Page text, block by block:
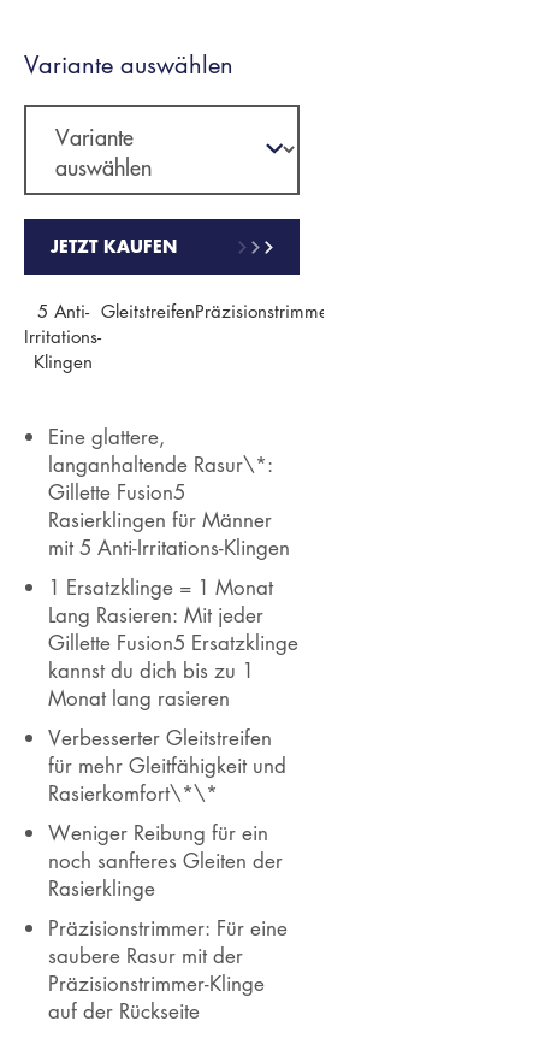
Variante auswählen
JETZT KAUFEN
5 Anti-
Irritations-
Klingen
GleitstreifenPräzisionstrimmer
Eine glattere,
langanhaltende Rasur\*:
Gillette Fusion5
Rasierklingen für Männer
mit 5 Anti-Irritations-Klingen
1 Ersatzklinge = 1 Monat
Lang Rasieren: Mit jeder
Gillette Fusion5 Ersatzklinge
kannst du dich bis zu 1
Monat lang rasieren
Verbesserter Gleitstreifen
für mehr Gleitfähigkeit und
Rasierkomfort\*\*
Weniger Reibung für ein
noch sanfteres Gleiten der
Rasierklinge
Präzisionstrimmer: Für eine
saubere Rasur mit der
Präzisionstrimmer-Klinge
auf der Rückseite